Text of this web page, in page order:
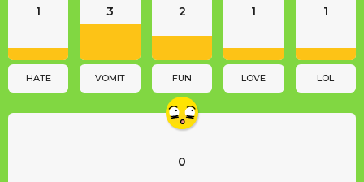
o
1
HATE
3
VOMIT
2
FUN
1
LOVE
1
LOL
0